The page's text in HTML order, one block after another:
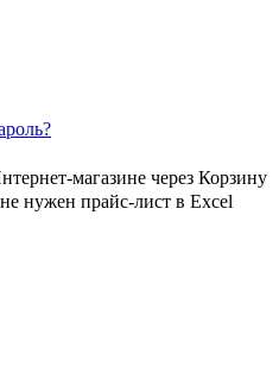
магазине через Корзину
нужен прайс-лист в Excel